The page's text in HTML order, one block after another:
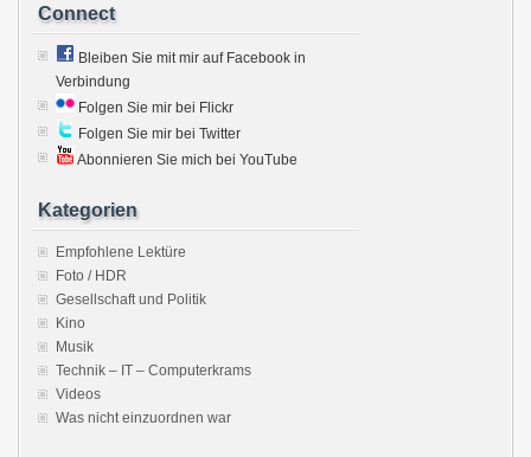
Connect
Bleiben Sie mit mir auf Facebook in
Verbindung
Folgen Sie mir bei Flickr
Folgen Sie mir bei Twitter
Abonnieren Sie mich bei YouTube
Kategorien
Empfohlene Lektüre
Foto / HDR
Gesellschaft und Politik
Kino
Musik
Technik – IT – Computerkrams
Videos
Was nicht einzuordnen war